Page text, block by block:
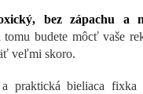
bez zápachu a
budete môcť vaše
veľmi skoro.
a praktická bieliaca